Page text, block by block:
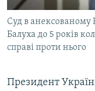
УКРАЇНСЬКА
ІНФОГРАФІКА
ДОЛУЧАЙСЯ!
Усі сайти RFE/
Суд в
Балуха до 5 років
справі проти нього
Президент